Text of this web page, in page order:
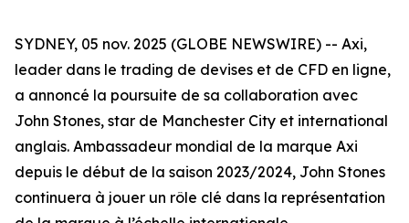
SYDNEY, 05 nov. 2025 (GLOBE NEWSWIRE) -- Axi,
leader dans le trading de devises et de CFD en ligne,
a annoncé la poursuite de sa collaboration avec
John Stones, star de Manchester City et international
anglais. Ambassadeur mondial de la marque Axi
depuis le début de la saison 2023/2024, John Stones
continuera à jouer un rôle clé dans la représentation